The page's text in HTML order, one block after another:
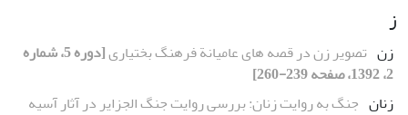
ز
زن تصویر زن در قصه های عامیانة فرهنگ بختیاری
[دوره 5، شماره
2، 1392، صفحه 239-260]
زنان جنگ به روایت زنان: بررسی روایت جنگ الجزایر در آثار آسیه